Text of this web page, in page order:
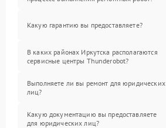
Какую гарантию вы предоставляете?
В каких районах Иркутска располагаются
сервисные центры Thunderobot?
Выполняете ли вы ремонт для юридических
лиц?
Какую документацию вы предоставляете
для юридических лиц?